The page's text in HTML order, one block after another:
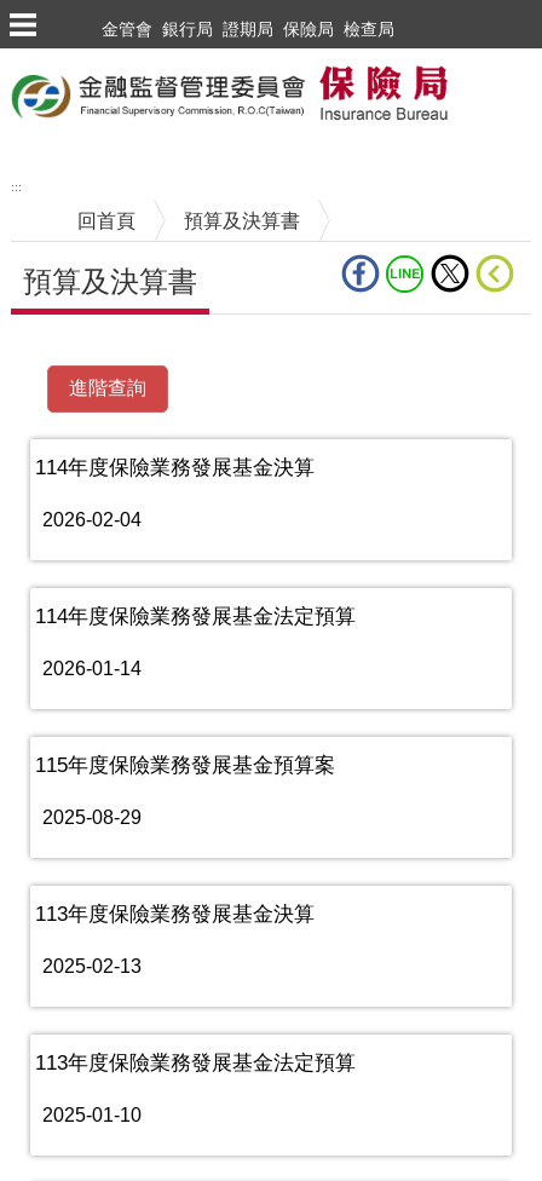
跳到主要內容區塊
金管會 銀行局 證期局 保險局 檢查局
:::
回首頁 預算及決算書
預算及決算書
114年度保險業務發展基金決算
2026-02-04
114年度保險業務發展基金法定預算
2026-01-14
115年度保險業務發展基金預算案
2025-08-29
113年度保險業務發展基金決算
2025-02-13
113年度保險業務發展基金法定預算
2025-01-10